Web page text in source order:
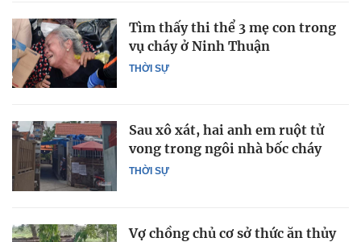
THỜI SỰ
Tìm thấy thi thể 3 mẹ con trong
vụ cháy ở Ninh Thuận
THỜI SỰ
Sau xô xát, hai anh em ruột tử
vong trong ngôi nhà bốc cháy
Vợ chồng chủ cơ sở thức ăn thủy